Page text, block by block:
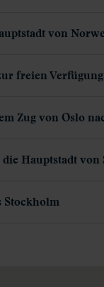
von
freien Verfügung
Zug von Oslo
Hauptstadt von
Stockholm